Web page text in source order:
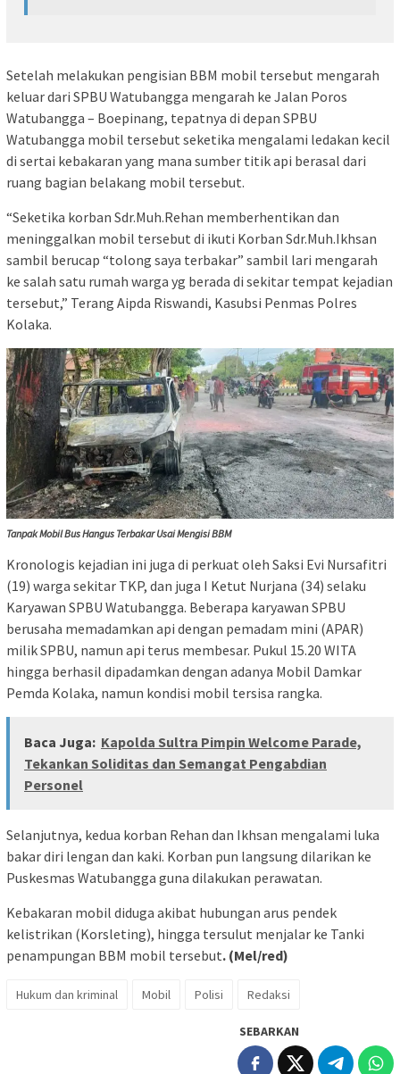
Setelah melakukan pengisian BBM mobil tersebut mengarah
keluar dari SPBU Watubangga mengarah ke Jalan Poros
Watubangga – Boepinang, tepatnya di depan SPBU
Watubangga mobil tersebut seketika mengalami ledakan kecil
di sertai kebakaran yang mana sumber titik api berasal dari
ruang bagian belakang mobil tersebut.
“Seketika korban Sdr.Muh.Rehan memberhentikan dan
meninggalkan mobil tersebut di ikuti Korban Sdr.Muh.Ikhsan
sambil berucap “tolong saya terbakar” sambil lari mengarah
ke salah satu rumah warga yg berada di sekitar tempat kejadian
tersebut,” Terang Aipda Riswandi, Kasubsi Penmas Polres
Kolaka.
Tanpak Mobil Bus Hangus Terbakar Usai Mengisi BBM
Kronologis kejadian ini juga di perkuat oleh Saksi Evi Nursafitri
(19) warga sekitar TKP, dan juga I Ketut Nurjana (34) selaku
Karyawan SPBU Watubangga. Beberapa karyawan SPBU
berusaha memadamkan api dengan pemadam mini (APAR)
milik SPBU, namun api terus membesar. Pukul 15.20 WITA
hingga berhasil dipadamkan dengan adanya Mobil Damkar
Pemda Kolaka, namun kondisi mobil tersisa rangka.
Baca Juga: Kapolda Sultra Pimpin Welcome Parade,
Tekankan Soliditas dan Semangat Pengabdian
Personel
Selanjutnya, kedua korban Rehan dan Ikhsan mengalami luka
bakar diri lengan dan kaki. Korban pun langsung dilarikan ke
Puskesmas Watubangga guna dilakukan perawatan.
Kebakaran mobil diduga akibat hubungan arus pendek
kelistrikan (Korsleting), hingga tersulut menjalar ke Tanki
penampungan BBM mobil tersebut. (Mel/red)
Hukum dan kriminal Mobil Polisi Redaksi
SEBARKAN